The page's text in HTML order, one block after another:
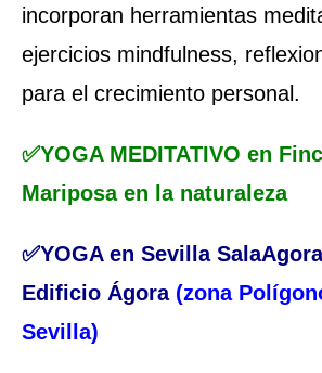
incorporan herramientas
ejercicios mindfulness,
para el crecimiento personal.
✅YOGA MEDITATIVO en
Mariposa en la naturaleza
✅YOGA en Sevilla
Edificio Ágora (zona
Sevilla)